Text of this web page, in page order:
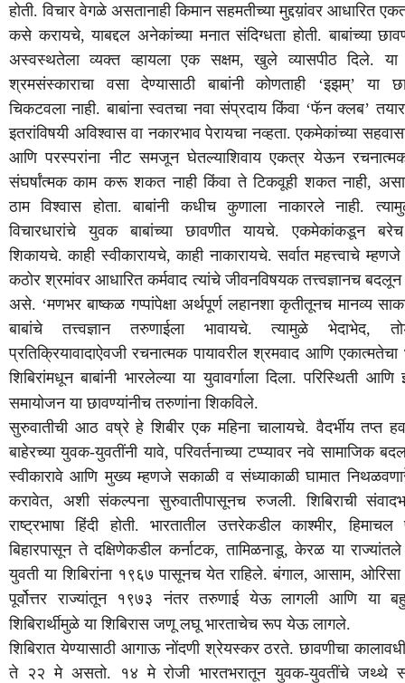
होती.विचार वेगळे असतानाही किमान सहमतीच्या मुद्दय़ांवर आधारित
कसे करायचे,याबद्दल अनेकांच्या मनात संदिग्धता होती.बाबांच्या
अस्वस्थतेला व्यक्त व्हायला एक सक्षम,खुले व्यासपीठ दिले.या
श्रमसंस्काराचा
वसा देण्यासाठी बाबांनी कोणताही‘इझम्’या
चिकटवला नाही.बाबांना स्वतचा नवा संप्रदाय किंवा‘फॅन क्लब’तयार
इतरांविषयी अविश्वास वा नकारभाव पेरायचा नव्हता.एकमेकांच्या
आणि परस्परांना नीट समजून घेतल्याशिवाय एकत्र येऊन
संघर्षांत्मक काम करू शकत नाही किंवा ते टिकवूही शकत नाही, असा
ठाम
विश्वास होता.बाबांनी कधीच कुणाला नाकारले नाही.
विचारधारांचे
युवक बाबांच्या छावणीत यायचे.एकमेकांकडून
बरेच
शिकायचे.काही स्वीकारायचे,काही नाकारायचे.सर्वात महत्त्वाचे म्हणजे
कठोर श्रमांवर आधारित कर्मवाद त्यांचे जीवनविषयक तत्त्वज्ञानच बदलून
असे. ‘मणभर बाष्कळ गप्पांपेक्षा अर्थपूर्ण लहानशा कृतीतूनच मानव्य
बाबांचे
तत्त्वज्ञान तरुणाईला भावायचे.त्यामुळे भेदाभेद,
प्रतिक्रियावादाऐवजी रचनात्मक पायावरील श्रमवाद आणि एकात्मतेचा
शिबिरांमधून बाबांनी भारलेल्या या युवावर्गाला दिला.परिस्थिती आणि
समायोजन या छावण्यांनीच तरुणांना शिकविले.
सुरुवातीची आठ वष्रे हे शिबीर एक महिना चालायचे.वैदर्भीय तप्त
बाहेरच्या युवक-युवतींनी यावे,परिवर्तनाच्या टप्प्यावर नवे सामाजिक
स्वीकारावे आणि मुख्य म्हणजे सकाळी व संध्याकाळी घामात
करावेत, अशी संकल्पना सुरुवातीपासूनच रुजली.शिबिराची
राष्ट्रभाषा
हिंदी होती.भारतातील उत्तरेकडील काश्मीर,हिमाचल
बिहारपासून ते दक्षिणेकडील कर्नाटक,तामिळनाडू,केरळ या राज्यांतले
युवती या शिबिरांना १९६७ पासूनच येत राहिले.बंगाल, आसाम, ओरिसा
पूर्वोत्तर राज्यांतून १९७३ नंतर तरुणाई येऊ लागली आणि या
शिबिरार्थीमुळे या शिबिरास जणू लघू भारताचेच रूप येऊ लागले.
शिबिरात येण्यासाठी आगाऊ नोंदणी श्रेयस्कर ठरते.छावणीचा
ते २२ मे असतो. १४ मे रोजी भारतभरातून युवक-युवतींचे जथ्थे